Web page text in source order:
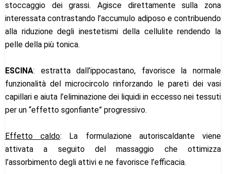
stoccaggio dei grassi. Agisce direttamente sulla zona
interessata contrastando l’accumulo adiposo e contribuendo
alla riduzione degli inestetismi della cellulite rendendo la
pelle della più tonica.
ESCINA: estratta dall’ippocastano, favorisce la normale
funzionalità del microcircolo rinforzando le pareti dei vasi
capillari e aiuta l’eliminazione dei liquidi in eccesso nei tessuti
per un “effetto sgonfiante” progressivo.
Effetto caldo: La formulazione autoriscaldante viene
attivata a seguito del massaggio che ottimizza
l’assorbimento degli attivi e ne favorisce l’efficacia.